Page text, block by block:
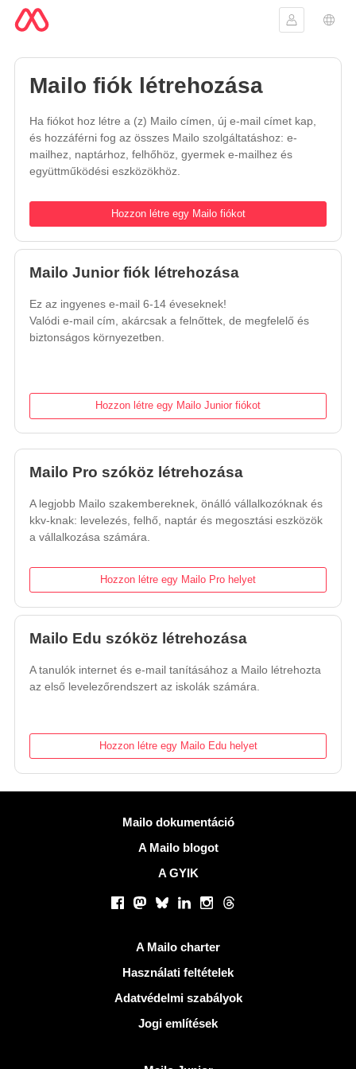
Mailo fiók létrehozása
Ha fiókot hoz létre a (z) Mailo címen, új e-mail címet kap,
és hozzáférni fog az összes Mailo szolgáltatáshoz: e-
mailhez, naptárhoz, felhőhöz, gyermek e-mailhez és
együttműködési eszközökhöz.
Hozzon létre egy Mailo fiókot
Mailo Junior fiók létrehozása
Ez az ingyenes e-mail 6-14 éveseknek!
Valódi e-mail cím, akárcsak a felnőttek, de megfelelő és
biztonságos környezetben.
Hozzon létre egy Mailo Junior fiókot
Mailo Pro szóköz létrehozása
A legjobb Mailo szakembereknek, önálló vállalkozóknak és
kkv-knak: levelezés, felhő, naptár és megosztási eszközök
a vállalkozása számára.
Hozzon létre egy Mailo Pro helyet
Mailo Edu szóköz létrehozása
A tanulók internet és e-mail tanításához a Mailo létrehozta
az első levelezőrendszert az iskolák számára.
Hozzon létre egy Mailo Edu helyet
Mailo dokumentáció
A Mailo blogot
A GYIK
Közösségi hálózatok
Facebook
Mastodon
BlueskyLinkedInInstagram
Threads
A Mailo charter
Használati feltételek
Adatvédelmi szabályok
Jogi említések